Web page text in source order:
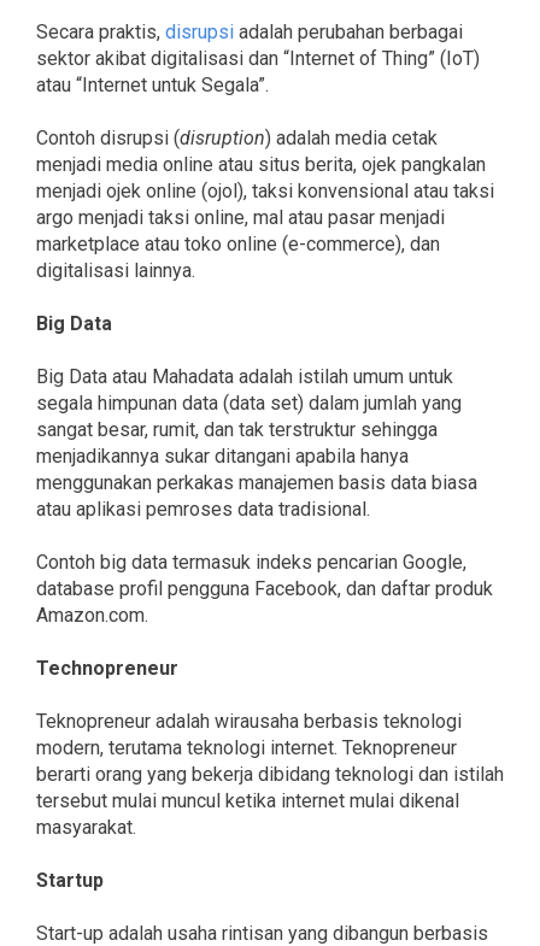
Secara praktis, disrupsi adalah perubahan berbagai
sektor akibat digitalisasi dan “Internet of Thing” (IoT)
atau “Internet untuk Segala”.
Contoh disrupsi (disruption) adalah media cetak
menjadi media online atau situs berita, ojek pangkalan
menjadi ojek online (ojol), taksi konvensional atau taksi
argo menjadi taksi online, mal atau pasar menjadi
marketplace atau toko online (e-commerce), dan
digitalisasi lainnya.
Big Data
Big Data atau Mahadata adalah istilah umum untuk
segala himpunan data (data set) dalam jumlah yang
sangat besar, rumit, dan tak terstruktur sehingga
menjadikannya sukar ditangani apabila hanya
menggunakan perkakas manajemen basis data biasa
atau aplikasi pemroses data tradisional.
Contoh big data termasuk indeks pencarian Google,
database profil pengguna Facebook, dan daftar produk
Amazon.com.
Technopreneur
Teknopreneur adalah wirausaha berbasis teknologi
modern, terutama teknologi internet. Teknopreneur
berarti orang yang bekerja dibidang teknologi dan istilah
tersebut mulai muncul ketika internet mulai dikenal
masyarakat.
Startup
Start-up adalah usaha rintisan yang dibangun berbasis